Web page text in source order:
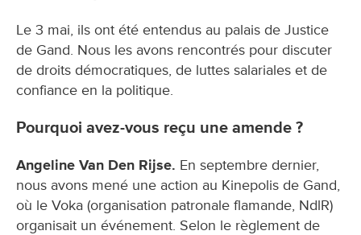
Le 3 mai, ils ont été entendus au palais de Justice
de Gand. Nous les avons rencontrés pour discuter
de droits démocratiques, de luttes salariales et de
confiance en la politique.
Pourquoi avez-vous reçu une amende ?
Angeline Van Den Rijse. En septembre dernier,
nous avons mené une action au Kinepolis de Gand,
où le Voka (organisation patronale flamande, NdlR)
organisait un événement. Selon le règlement de